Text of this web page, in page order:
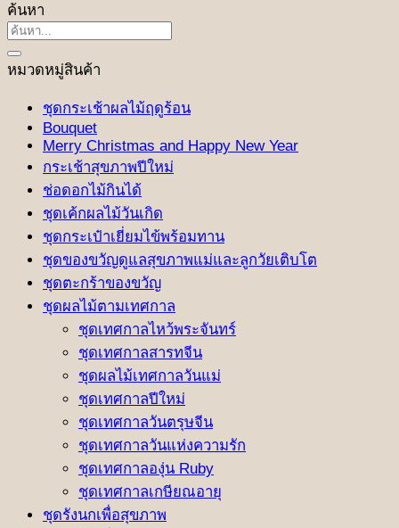
ค้นหา
ค้นหา:
หมวดหมู่สินค้า
ชุดกระเช้าผลไม้ฤดูร้อน
Bouquet
Merry Christmas and Happy New Year
กระเช้าสุขภาพปีใหม่
ช่อดอกไม้กินได้
ชุดเค้กผลไม้วันเกิด
ชุดกระเป๋าเยี่ยมไข้พร้อมทาน
ชุดของขวัญดูแลสุขภาพแม่และลูกวัยเติบโต
ชุดตะกร้าของขวัญ
ชุดผลไม้ตามเทศกาล
ชุดเทศกาลไหว้พระจันทร์
ชุดเทศกาลสารทจีน
ชุดผลไม้เทศกาลวันแม่
ชุดเทศกาลปีใหม่
ชุดเทศกาลวันตรุษจีน
ชุดเทศกาลวันแห่งความรัก
ชุดเทศกาลองุ่น Ruby
ชุดเทศกาลเกษียณอายุ
ชุดรังนกเพื่อสุขภาพ